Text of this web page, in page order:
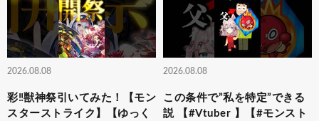
2026.08.08
彩‼獣神祭引いてみた！【モン
スターストライク】【ゆっく
2026.08.08
この条件で”私を特定”できる
説 【#Vtuber 】【#モンスト